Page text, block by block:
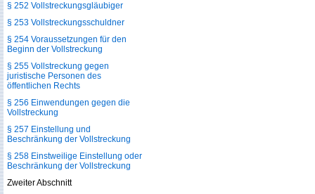
§ 252 Vollstreckungsgläubiger
§ 253 Vollstreckungsschuldner
§ 254 Voraussetzungen für den
Beginn der Vollstreckung
§ 255 Vollstreckung gegen
juristische Personen des
öffentlichen Rechts
§ 256 Einwendungen gegen die
Vollstreckung
§ 257 Einstellung und
Beschränkung der Vollstreckung
§ 258 Einstweilige Einstellung oder
Beschränkung der Vollstreckung
Zweiter Abschnitt